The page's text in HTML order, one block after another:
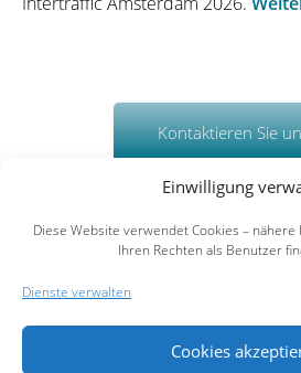
Einwilligung
Diese Website verwendet Cookies –
Ihren Rechten als Benutzer
Dienste verwalten
Cookies
Kontaktieren Sie
HOMEUNTERNEHMENLEISTUNGEN
KONTAKTNEWSLETTER IMPRESSUM